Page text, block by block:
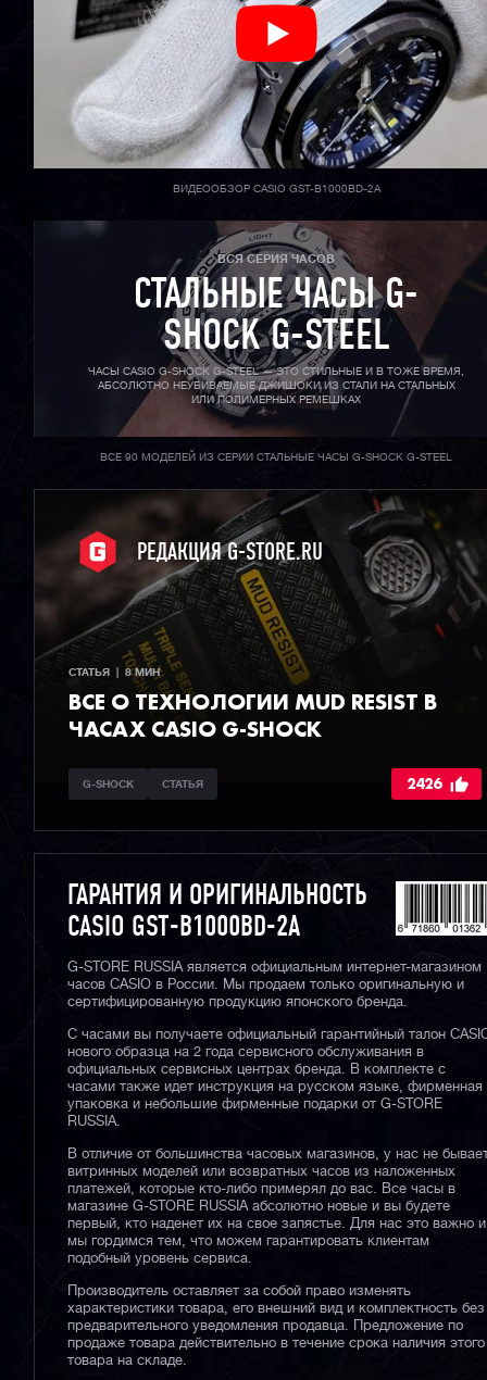
ВИДЕООБЗОР CASIO GST-B1000BD-2A
ВСЯ СЕРИЯ ЧАСОВ
СТАЛЬНЫЕ ЧАСЫ G-
SHOCK G-STEEL
ЧАСЫ CASIO G-SHOCK G-STEEL — ЭТО СТИЛЬНЫЕ И В ТОЖЕ ВРЕМЯ,
АБСОЛЮТНО НЕУБИВАЕМЫЕ ДЖИШОКИ ИЗ СТАЛИ НА СТАЛЬНЫХ
ИЛИ ПОЛИМЕРНЫХ РЕМЕШКАХ
ВСЕ 90 МОДЕЛЕЙ ИЗ СЕРИИ СТАЛЬНЫЕ ЧАСЫ G-SHOCK G-STEEL
РЕДАКЦИЯ G-STORE.RU
СТАТЬЯ  |  8 МИН
ВСЕ О ТЕХНОЛОГИИ MUD RESIST В
ЧАСАХ CASIO G-SHOCK
G-SHOCK СТАТЬЯ 2426
ГАРАНТИЯ И ОРИГИНАЛЬНОСТЬ
CASIO GST-B1000BD-2A
G-STORE RUSSIA является официальным интернет-магазином
часов CASIO в России. Мы продаем только оригинальную и
сертифицированную продукцию японского бренда.
С часами вы получаете официальный гарантийный талон
нового образца на 2 года сервисного обслуживания в
официальных сервисных центрах бренда. В комплекте с
часами также идет инструкция на русском языке, фирменная
упаковка и небольшие фирменные подарки от G-STORE
RUSSIA.
В отличие от большинства часовых магазинов, у нас не
витринных моделей или возвратных часов из наложенных
платежей, которые кто-либо примерял до вас. Все часы в
магазине G-STORE RUSSIA абсолютно новые и вы будете
первый, кто наденет их на свое запястье. Для нас это важно и
мы гордимся тем, что можем гарантировать клиентам
подобный уровень сервиса.
Производитель оставляет за собой право изменять
характеристики товара, его внешний вид и комплектность без
предварительного уведомления продавца. Предложение по
продаже товара действительно в течение срока наличия этого
товара на складе.